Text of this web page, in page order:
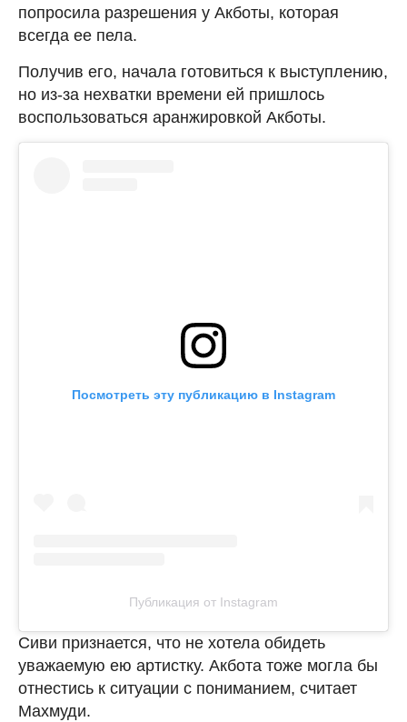
попросила разрешения у Акботы, которая
всегда ее пела.
Получив его, начала готовиться к выступлению,
но из-за нехватки времени ей пришлось
воспользоваться аранжировкой Акботы.
Посмотреть эту публикацию в Instagram
Публикация от Instagram
Сиви признается, что не хотела обидеть
уважаемую ею артистку. Акбота тоже могла бы
отнестись к ситуации с пониманием, считает
Махмуди.